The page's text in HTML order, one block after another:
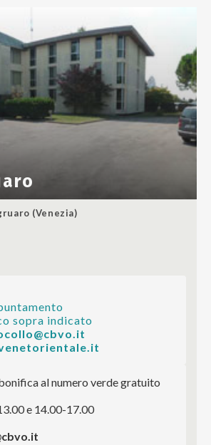
(Venezia)
sopra indicato
al numero verde gratuito
e 14.00-17.00